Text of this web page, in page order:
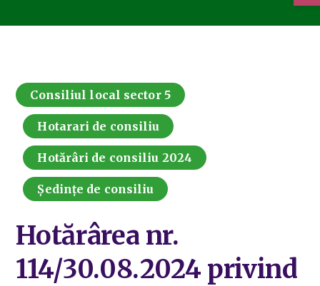
Consiliul local sector 5
Hotarari de consiliu
Hotărâri de consiliu 2024
Ședințe de consiliu
Hotărârea nr.
114/30.08.2024 privind